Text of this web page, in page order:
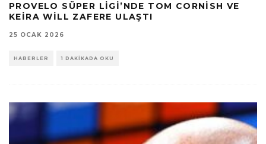
PROVELO SÜPER LIGI’NDE TOM CORNISH VE
KEIRA WILL ZAFERE ULAŞTI
25 OCAK 2026
HABERLER 1 DAKIKADA OKU